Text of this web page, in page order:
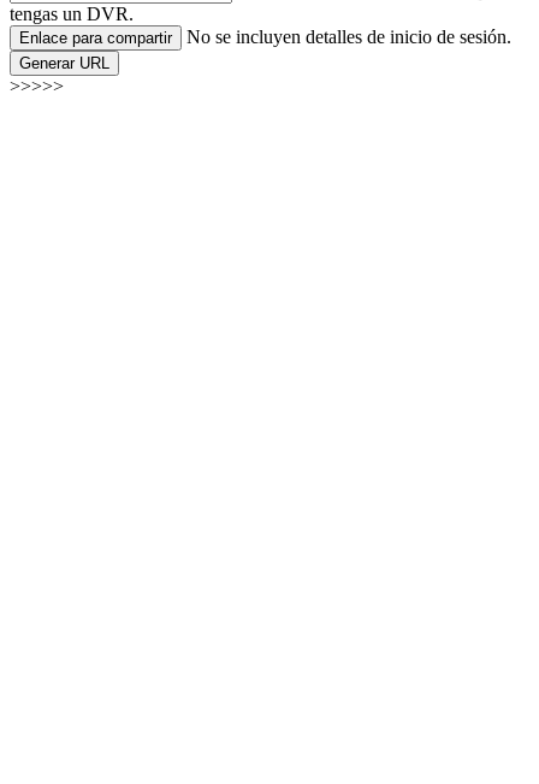
tengas un DVR.
Enlace para compartir No se incluyen detalles de inicio de sesión.
Generar URL
>>>>>